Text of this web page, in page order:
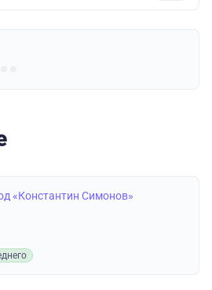
«Константин Симонов»